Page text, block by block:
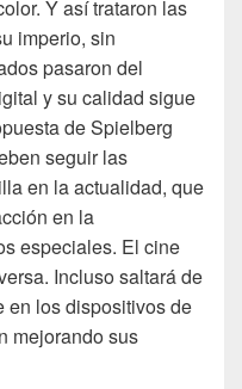
Y así trataron las
imperio, sin
pasaron del
y su calidad sigue
de Spielberg
seguir las
en la actualidad, que
en la
especiales. El cine
Incluso saltará de
en los dispositivos de
mejorando sus